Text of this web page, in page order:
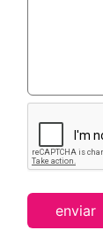
enviar